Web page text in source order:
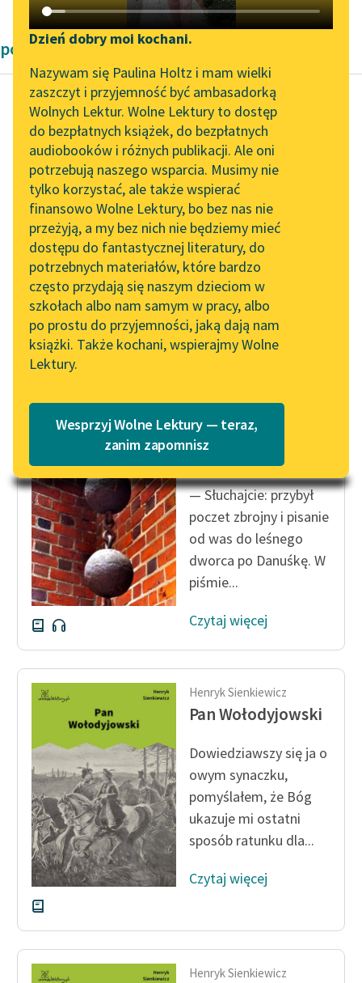
Katalog DAISY
Podkasty o książkach
Zgłoś brak utworu
Aktualności
„Prokurator Alicja Horn”
do słuchania
Byliśmy częścią AI Impact
Lab
Zapraszamy na spotkanie
online z tłumaczkami
literatury skandynawskiej
Spotkanie z Katarzyną
Tunkiel w Oslo
102. lata temu zmarł
Joseph Conrad
Lektury szkolne i klasyka
literatury do słuchania dla
uczennic i uczniów z
niepełnosprawnościami
E-kolekcja lektur
szkolnych i literatury do
słuchania dla uczennic i
uczniów z
niepełnosprawnościami
Feministyczne inspiracje.
skandynawskiej literatury
feministycznej
Ręce pełne poezji
Kolekcje edukacyjne
twórców przechodzących
do domeny publicznej,
lektur szkolnych oraz
Starego Testamentu
Odkurzamy bohaterów
Szkoła Poezji Wolnych
Lektur
Narzędzia
Mapa Wolnych Lektur
Leśmianator
Przewodnik dla piszących i
czytających
API
OAI-PMH
Widget Wolnych Lektur
Przypisy
Katalog w formacie PDF
O nas
Dzień dobry moi kochani.
Nazywam się Paulina Holtz i mam wielki
zaszczyt i przyjemność być ambasadorką
Wolnych Lektur. Wolne Lektury to dostęp
do bezpłatnych książek, do bezpłatnych
audiobooków i różnych publikacji. Ale oni
potrzebują naszego wsparcia. Musimy nie
tylko korzystać, ale także wspierać
finansowo Wolne Lektury, bo bez nas nie
przeżyją, a my bez nich nie będziemy mieć
dostępu do fantastycznej literatury, do
potrzebnych materiałów, które bardzo
często przydają się naszym dzieciom w
szkołach albo nam samym w pracy, albo
po prostu do przyjemności, jaką dają nam
książki. Także kochani, wspierajmy Wolne
Lektury.
Wesprzyj Wolne Lektury — teraz,
zanim zapomnisz
powieści historyczne Henryka Sienkiewicza
Henryk Sienkiewicz
Krzyżacy, tom
pierwszy
— Nie. Ale zali Jurand
nie może zachorzeć i
przysłać ludzi po
dziewkę. Nie wzbroni
jej...
Czytaj więcej
Henryk Sienkiewicz
Krzyżacy, tom
pierwszy
— Słuchajcie: przybył
poczet zbrojny i pisanie
od was do leśnego
dworca po Danuśkę. W
piśmie...
Czytaj więcej
Henryk Sienkiewicz
Pan Wołodyjowski
Dowiedziawszy się ja o
owym synaczku,
pomyślałem, że Bóg
ukazuje mi ostatni
sposób ratunku dla...
Czytaj więcej
Henryk Sienkiewicz